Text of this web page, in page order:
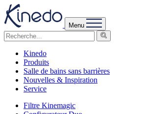
Menu
Kinedo
Produits
Salle de bains sans barrières
Nouvelles & Inspiration
Service
Filtre Kinemagic